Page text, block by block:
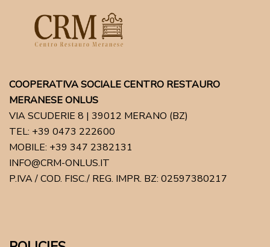
COOPERATIVA SOCIALE CENTRO RESTAURO
MERANESE ONLUS
VIA SCUDERIE 8 | 39012 MERANO (BZ)
TEL: +39 0473 222600
MOBILE: +39 347 2382131
INFO@CRM-ONLUS.IT
P.IVA / COD. FISC./ REG. IMPR. BZ: 02597380217